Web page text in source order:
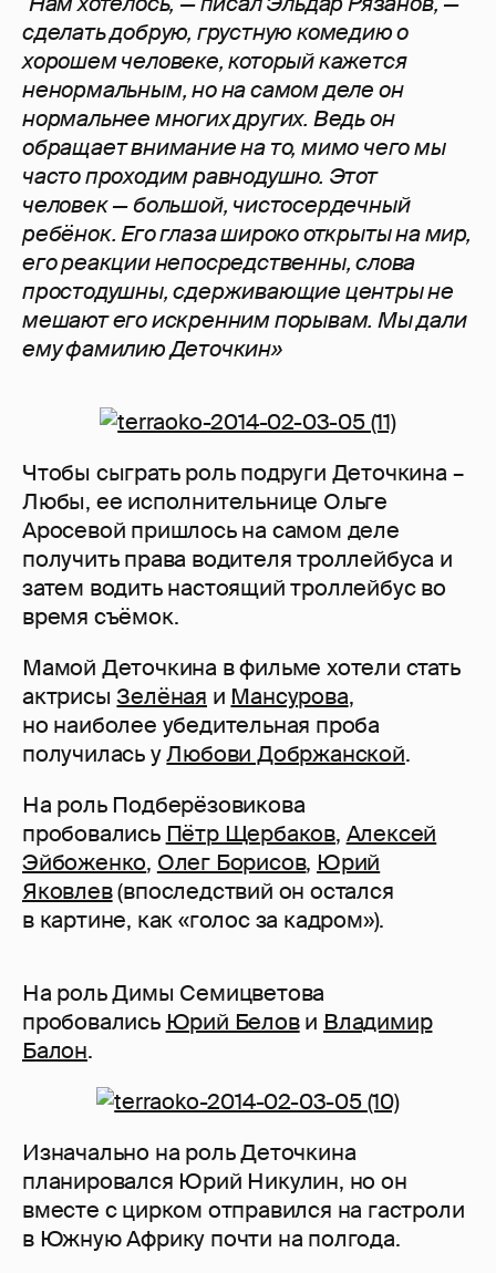
сделать добрую, грустную комедию о
хорошем человеке, который кажется
ненормальным, но на самом деле он
нормальнее многих других. Ведь он
обращает внимание на то, мимо чего мы
часто проходим равнодушно. Этот
человек — большой, чистосердечный
ребёнок. Его глаза широко открыты на мир,
его реакции непосредственны, слова
простодушны, сдерживающие центры не
мешают его искренним порывам. Мы дали
ему фамилию Деточкин»
Чтобы сыграть роль подруги Деточкина –
Любы, ее исполнительнице Ольге
Аросевой пришлось на самом деле
получить права водителя троллейбуса и
затем водить настоящий троллейбус во
время съёмок.
Мамой Деточкина в фильме хотели стать
актрисы Зелёная и Мансурова,
но наиболее убедительная проба
получилась уЛюбови Добржанской.
На роль Подберёзовикова
пробовались Пётр Щербаков, Алексей
Эйбоженко, Олег Борисов, Юрий
Яковлев(впоследствий он остался
в картине, как «голос за кадром»).
На роль Димы Семицветова
пробовались Юрий Белови Владимир
Балон.
Изначально на роль Деточкина
планировался Юрий Никулин, но он
вместе с цирком отправился на гастроли
в Южную Африку почти на полгода.